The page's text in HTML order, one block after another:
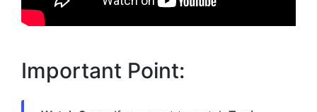
Important Point: